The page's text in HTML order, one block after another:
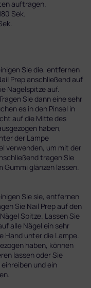
auftragen.
Sek.
Sie die, entfernen
Prep anschließend auf
Nagelspitze auf.
Sie dann eine sehr
es in den Pinsel in
auf die Mitte des
haben,
der Lampe
verwenden, um mit der
tragen Sie
glänzen lassen.
Sie sie, entfernen
Sie Nail Prep auf den
Spitze. Lassen Sie
alle Nägel ein sehr
Hand unter die Lampe.
haben, können
lassen oder Sie
und ein